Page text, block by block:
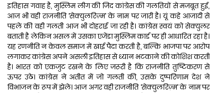
इतिहास गवाह है, मुस्लिम लीग की जिद कांग्रेस की गलतियों से मजबूत हुई,
आज भी वही राजनीति ‘सेक्युलरिज़्म’ के नाम पर जारी है। यूं कहे आजादी से
पहले की वही गलती आज भी दोहराई जा रही है। कांग्रेस स्वयं को सेक्युलर
बताती है लेकिन असल में उसका एजेंडा मुस्लिम कार्ड पर ही आधारित रहा है।
यह रणनीति न केवल समाज में खाई पैदा करती है, बल्कि भाजपा पर आरोप
लगाकर कांग्रेस अपने असली इतिहास से ध्यान भटकाने की कोशिश करती
है। भारत को एकजुट रखने के लिए जरूरी है कि राजनीति तुष्टिकरण से
ऊपर उठे। कांग्रेस ने अतीत में जो गलती की, उसके दुष्परिणाम देश ने
विभाजन के रूप में झेले। आज अगर वही राजनीति ‘सेक्युलरिज़्म’ के नाम पर